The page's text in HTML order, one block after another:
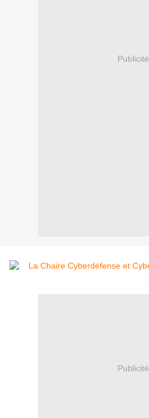
Publicité
Publicité